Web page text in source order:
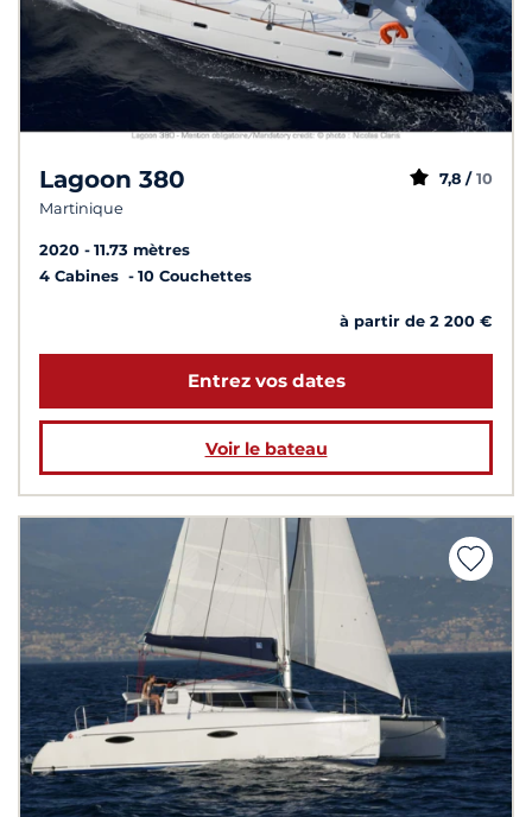
Lagoon 380
Martinique
7,8 / 10
2020
11.73 mètres
4 Cabines
10 Couchettes
à partir de 2 200 €
Entrez vos dates
Voir le bateau